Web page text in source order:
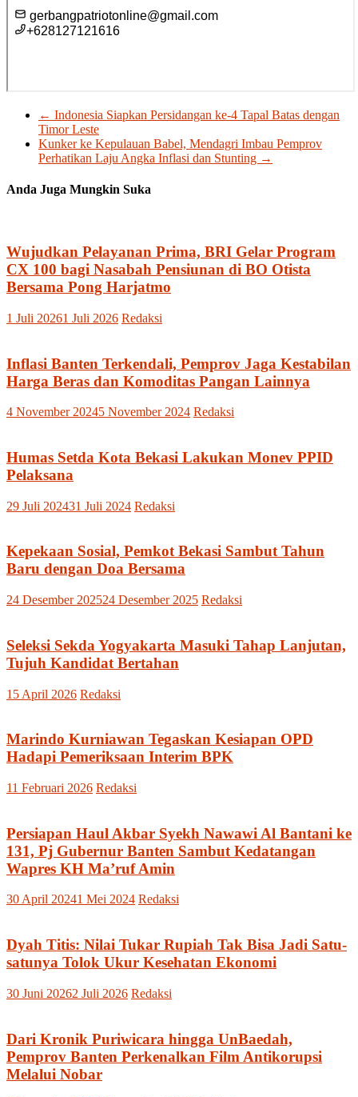
← Indonesia Siapkan Persidangan ke-4 Tapal Batas dengan
Timor Leste
Kunker ke Kepulauan Babel, Mendagri Imbau Pemprov
Perhatikan Laju Angka Inflasi dan Stunting →
Anda Juga Mungkin Suka
Wujudkan Pelayanan Prima, BRI Gelar Program
CX 100 bagi Nasabah Pensiunan di BO Otista
Bersama Pong Harjatmo
1 Juli 20261 Juli 2026 Redaksi
Inflasi Banten Terkendali, Pemprov Jaga Kestabilan
Harga Beras dan Komoditas Pangan Lainnya
4 November 20245 November 2024 Redaksi
Humas Setda Kota Bekasi Lakukan Monev PPID
Pelaksana
29 Juli 202431 Juli 2024 Redaksi
Kepekaan Sosial, Pemkot Bekasi Sambut Tahun
Baru dengan Doa Bersama
24 Desember 202524 Desember 2025 Redaksi
Seleksi Sekda Yogyakarta Masuki Tahap Lanjutan,
Tujuh Kandidat Bertahan
15 April 2026 Redaksi
Marindo Kurniawan Tegaskan Kesiapan OPD
Hadapi Pemeriksaan Interim BPK
11 Februari 2026 Redaksi
Persiapan Haul Akbar Syekh Nawawi Al Bantani ke
131, Pj Gubernur Banten Sambut Kedatangan
Wapres KH Ma’ruf Amin
30 April 20241 Mei 2024 Redaksi
Dyah Titis: Nilai Tukar Rupiah Tak Bisa Jadi Satu-
satunya Tolok Ukur Kesehatan Ekonomi
30 Juni 20262 Juli 2026 Redaksi
Dari Kronik Puriwicara hingga UnBaedah,
Pemprov Banten Perkenalkan Film Antikorupsi
Melalui Nobar